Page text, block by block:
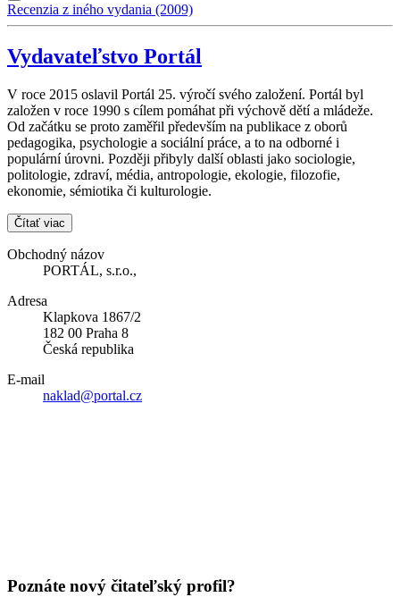
Recenzia z iného vydania (2009)
Vydavateľstvo Portál
V roce 2015 oslavil Portál 25. výročí svého založení. Portál byl
založen v roce 1990 s cílem pomáhat při výchově dětí a mládeže.
Od začátku se proto zaměřil především na publikace z oborů
pedagogika, psychologie a sociální práce, a to na odborné i
populární úrovni. Později přibyly další oblasti jako sociologie,
politologie, zdraví, média, antropologie, ekologie, filozofie,
ekonomie, sémiotika či kulturologie.
Čítať viac
Obchodný názov
PORTÁL, s.r.o.,
Adresa
Klapkova 1867/2
182 00 Praha 8
Česká republika
E-mail
naklad@portal.cz
Poznáte nový čitateľský profil?